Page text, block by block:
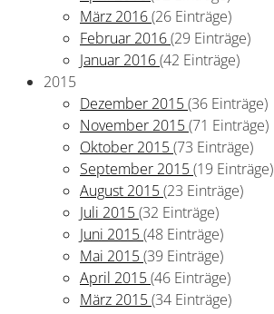
März 2016(26 Einträge)
Februar 2016(29 Einträge)
Januar 2016(42 Einträge)
2015
Dezember 2015(36 Einträge)
November 2015(71 Einträge)
Oktober 2015(73 Einträge)
September 2015(19 Einträge)
August 2015(23 Einträge)
Juli 2015(32 Einträge)
Juni 2015(48 Einträge)
Mai 2015(39 Einträge)
April 2015(46 Einträge)
März 2015(34 Einträge)